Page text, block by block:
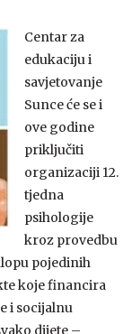
Centar za
edukaciju i
savjetovanje
Sunce će se i
ove godine
priključiti
organizaciji 12.
tjedna
psihologije
kroz provedbu
pojedinih
koje financira
i socijalnu
dijete –